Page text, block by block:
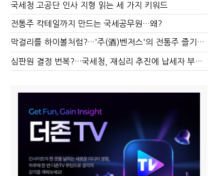
국세청 고공단 인사 지형 읽는 세 가지 키워드
전통주 칵테일까지 만드는 국세공무원…왜?
막걸리를 하이볼처럼?…'주(酒)벤저스'의 전통주 즐기는 법
심판원 결정 번복?…국세청, 재심리 추진에 납세자 부담 우려